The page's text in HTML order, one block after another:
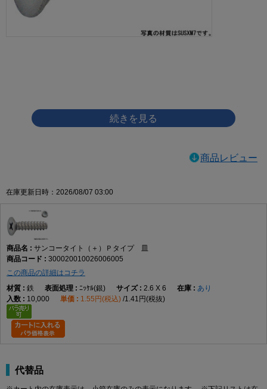
商品レビュー
在庫更新日時：2026/08/07 03:00
サンコータイト（＋）Ｐタイプ 皿
300020010026006005
この商品の詳細はコチラ
鉄
ﾆｯｹﾙ(銀) 2.6 X 6
あり
10,000
1.55円(税込) 1.41円(税抜)
代替品